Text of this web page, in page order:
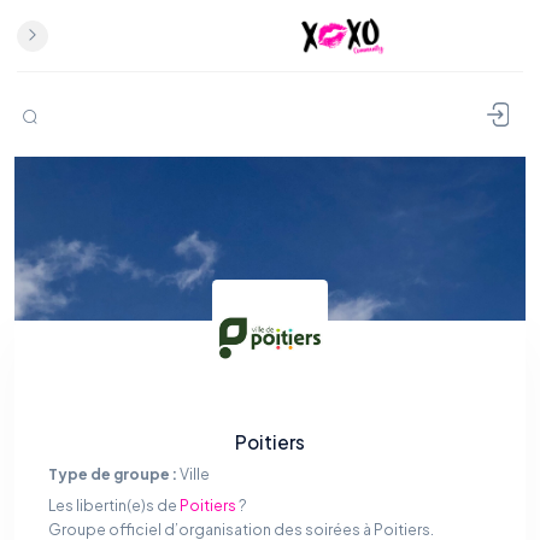
Poitiers
Type de groupe :Ville
Les libertin(e)s de Poitiers?
Groupe officiel d’organisation des soirées à Poitiers.